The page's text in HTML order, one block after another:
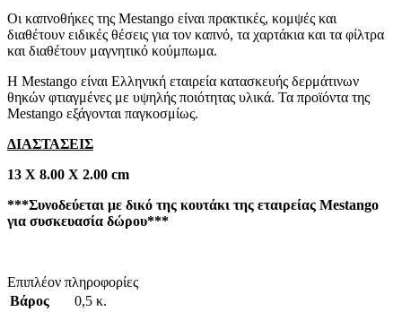
Οι καπνοθήκες της Mestango είναι πρακτικές, κομψές και
διαθέτουν ειδικές θέσεις για τον καπνό, τα χαρτάκια και τα φίλτρα
και διαθέτουν μαγνητικό κούμπωμα.
Η Mestango είναι Ελληνική εταιρεία κατασκευής δερμάτινων
θηκών φτιαγμένες με υψηλής ποιότητας υλικά. Τα προϊόντα της
Mestango εξάγονται παγκοσμίως.
ΔΙΑΣΤΑΣΕΙΣ
13 Χ 8.00 Χ 2.00 cm
***Συνοδεύεται με δικό της κουτάκι της εταιρείας Mestango
για συσκευασία δώρου***
Επιπλέον πληροφορίες
Βάρος
0,5 κ.